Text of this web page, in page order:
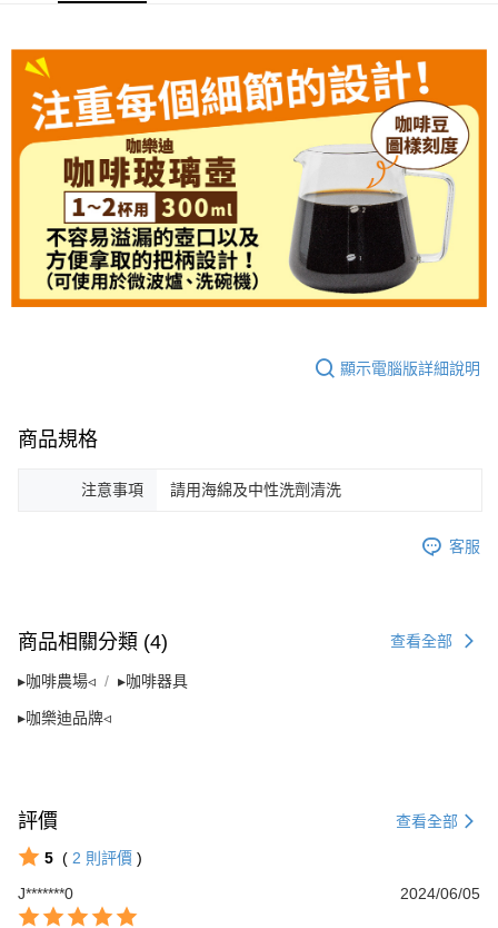
２．訂單成立數日內，您將收到繳費通知簡訊。
３．收到繳費通知簡訊後14天內，點擊此簡訊中的連結，可透過四大超商／
ATM／網路銀行／等多元方式進行付款，方視為交易完成。
※ 請注意：結帳手續完成當下不需立刻繳費，但若您需要取消訂單，請聯絡
購買商品的店家。未經商家同意取消之訂單仍視為有效，需透過AFTEE先享
後付繳納相關費用。
※ 交易是否成功請以「AFTEE先享後付 」之結帳頁面顯示為準，若有關於
是否繳費成功／繳費後需取消欲退款等相關疑問，請聯繫「AFTEE先享後付
客戶支援中心」https://netprotections.freshdesk.com/support/home
【注意事項】
１．透過由恩沛科技股份有限公司提供之「AFTEE先享後付」服務完成之交
易，需依本服務之必要範圍內提供個人資料，並將交易相關給付款項請求債
權轉讓予恩沛科技股份有限公司。
３．未成年的使用者請事先徵得法定代理人或監護人之同意方可使用
４．使用「AFTEE先享後付」時，將依據個別帳號之用戶狀況，依本公司即
時審查核予不同之上限額度；若仍有額度不足之情形，本公司將視審查結果
５．嚴禁一人註冊多個帳號或使用他人資訊註冊。若發現惡意使用之情形，
顯示電腦版詳細說明
商品規格
注意事項 請用海綿及中性洗劑清洗
客服
商品相關分類 (4) 查看全部
▸咖啡農場◃ ▸咖啡器具
▸咖樂迪品牌◃
評價 查看全部
5 ( 2 則評價 )
J*******0
2024/06/05